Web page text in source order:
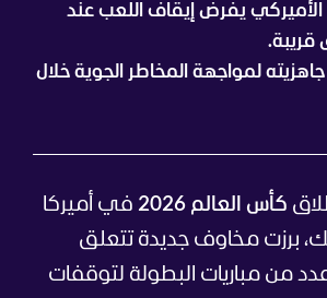
الأميركي يفرض إيقاف اللعب عند
لمواجهة المخاطر الجوية خلال
كأس العالم 2026
في أميركا
برزت مخاوف جديدة تتعلق
من مباريات البطولة لتوقفات